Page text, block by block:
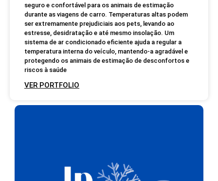
seguro e confortável para os animais de estimação
durante as viagens de carro. Temperaturas altas podem
ser extremamente prejudiciais aos pets, levando ao
estresse, desidratação e até mesmo insolação. Um
sistema de ar condicionado eficiente ajuda a regular a
temperatura interna do veículo, mantendo-a agradável e
protegendo os animais de estimação de desconfortos e
riscos à saúde
VER PORTFOLIO